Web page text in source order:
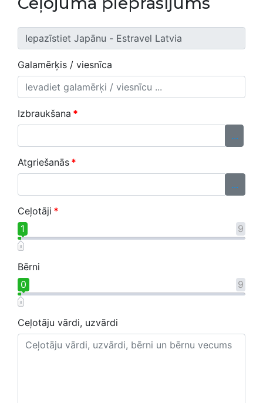
Galamērķis / viesnīca
Izbraukšana *
...
Atgriešanās *
...
Ceļotāji *
9
1
Bērni
9
0
Ceļotāju vārdi, uzvārdi